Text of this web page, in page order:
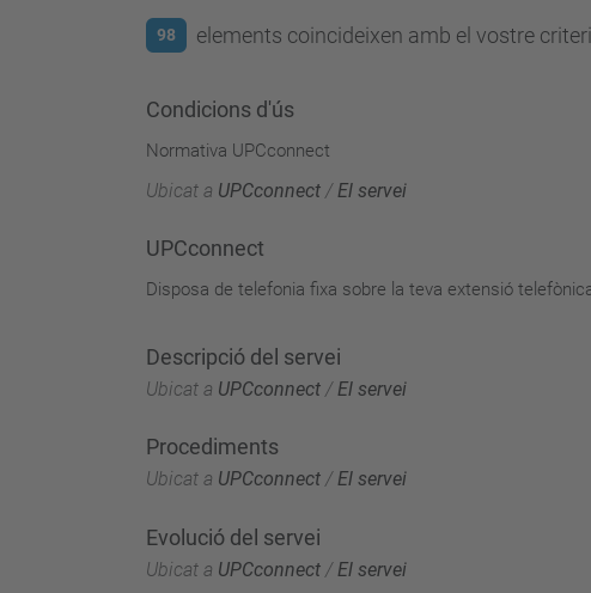
98 elements coincideixen amb el vostre
Condicions d'ús
Normativa UPCconnect
Ubicat a UPCconnect / El servei
UPCconnect
Disposa de telefonia fixa sobre la teva extensió
Descripció del servei
Ubicat a UPCconnect / El servei
Procediments
Ubicat a UPCconnect /El servei
Evolució del servei
Ubicat a UPCconnect / El servei